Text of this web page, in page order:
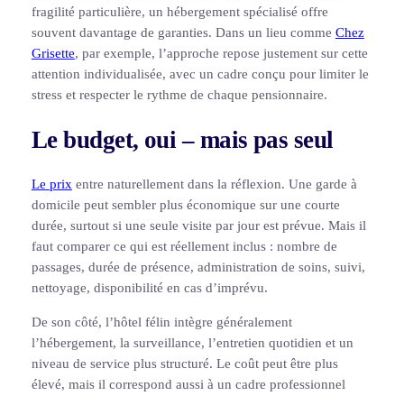
fragilité particulière, un hébergement spécialisé offre
souvent davantage de garanties. Dans un lieu comme Chez
Grisette, par exemple, l’approche repose justement sur cette
attention individualisée, avec un cadre conçu pour limiter le
stress et respecter le rythme de chaque pensionnaire.
Le budget, oui – mais pas seul
Le prixentre naturellement dans la réflexion. Une garde à
domicile peut sembler plus économique sur une courte
durée, surtout si une seule visite par jour est prévue. Mais il
faut comparer ce qui est réellement inclus : nombre de
passages, durée de présence, administration de soins, suivi,
nettoyage, disponibilité en cas d’imprévu.
De son côté, l’hôtel félin intègre généralement
l’hébergement, la surveillance, l’entretien quotidien et un
niveau de service plus structuré. Le coût peut être plus
élevé, mais il correspond aussi à un cadre professionnel